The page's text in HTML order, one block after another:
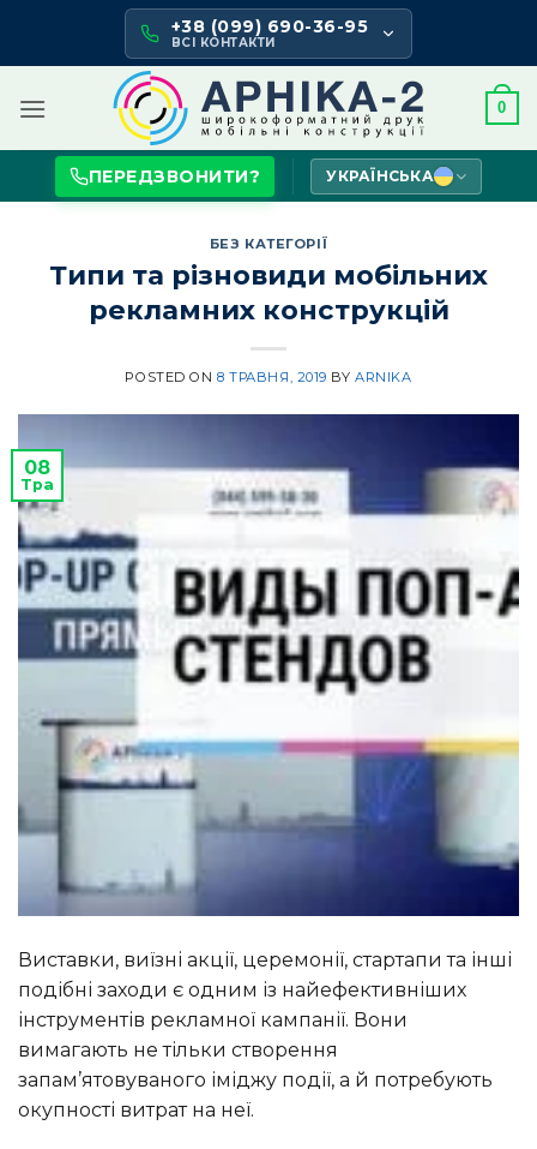
content
+38 (099) 690-36-95
ВСІ КОНТАКТИ
0
ПЕРЕДЗВОНИТИ? УКРАЇНСЬКА
БЕЗ КАТЕГОРІЇ
Типи та різновиди мобільних
рекламних конструкцій
POSTED ON8 ТРАВНЯ, 2019 BYARNIKA
08
Тра
Виставки, виїзні акції, церемонії, стартапи та інші
подібні заходи є одним із найефективніших
інструментів рекламної кампанії. Вони
вимагають не тільки створення
запам’ятовуваного іміджу події, а й потребують
окупності витрат на неї.